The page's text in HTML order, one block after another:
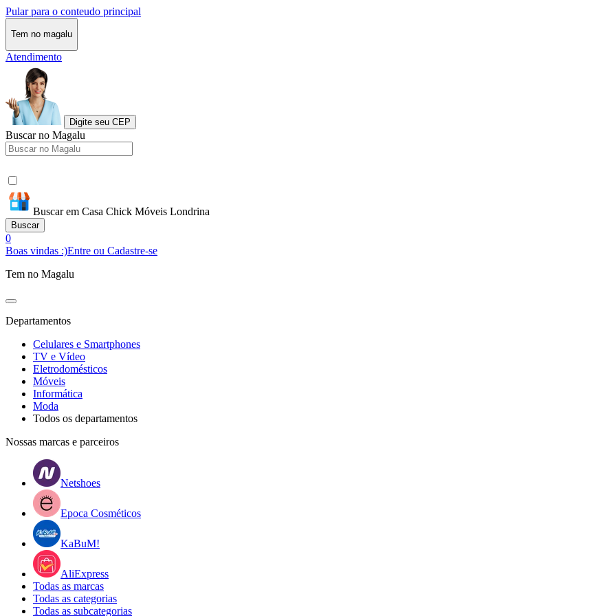
Pular para o conteudo principal
Tem no magalu
Atendimento
Digite seu CEP
Buscar no Magalu
Buscar em Casa Chick Móveis Londrina
Buscar
0
Boas vindas :)Entre ou Cadastre-se
Tem no Magalu
Departamentos
Celulares e Smartphones
TV e Vídeo
Eletrodomésticos
Móveis
Informática
Moda
Todos os departamentos
Nossas marcas e parceiros
Netshoes
Epoca Cosméticos
KaBuM!
AliExpress
Todas as marcas
Todas as categorias
Todas as subcategorias